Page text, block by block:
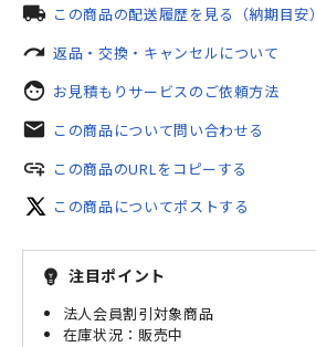
local_shipping この商品の配送履歴を見る（納期目安）
redo 返品・交換・キャンセルについて
face お見積もりサービスのご依頼方法
mail この商品について問い合わせる
add_link この商品のURLをコピーする
この商品についてポストする
emoji_objects 注目ポイント
法人会員割引対象商品
販売中